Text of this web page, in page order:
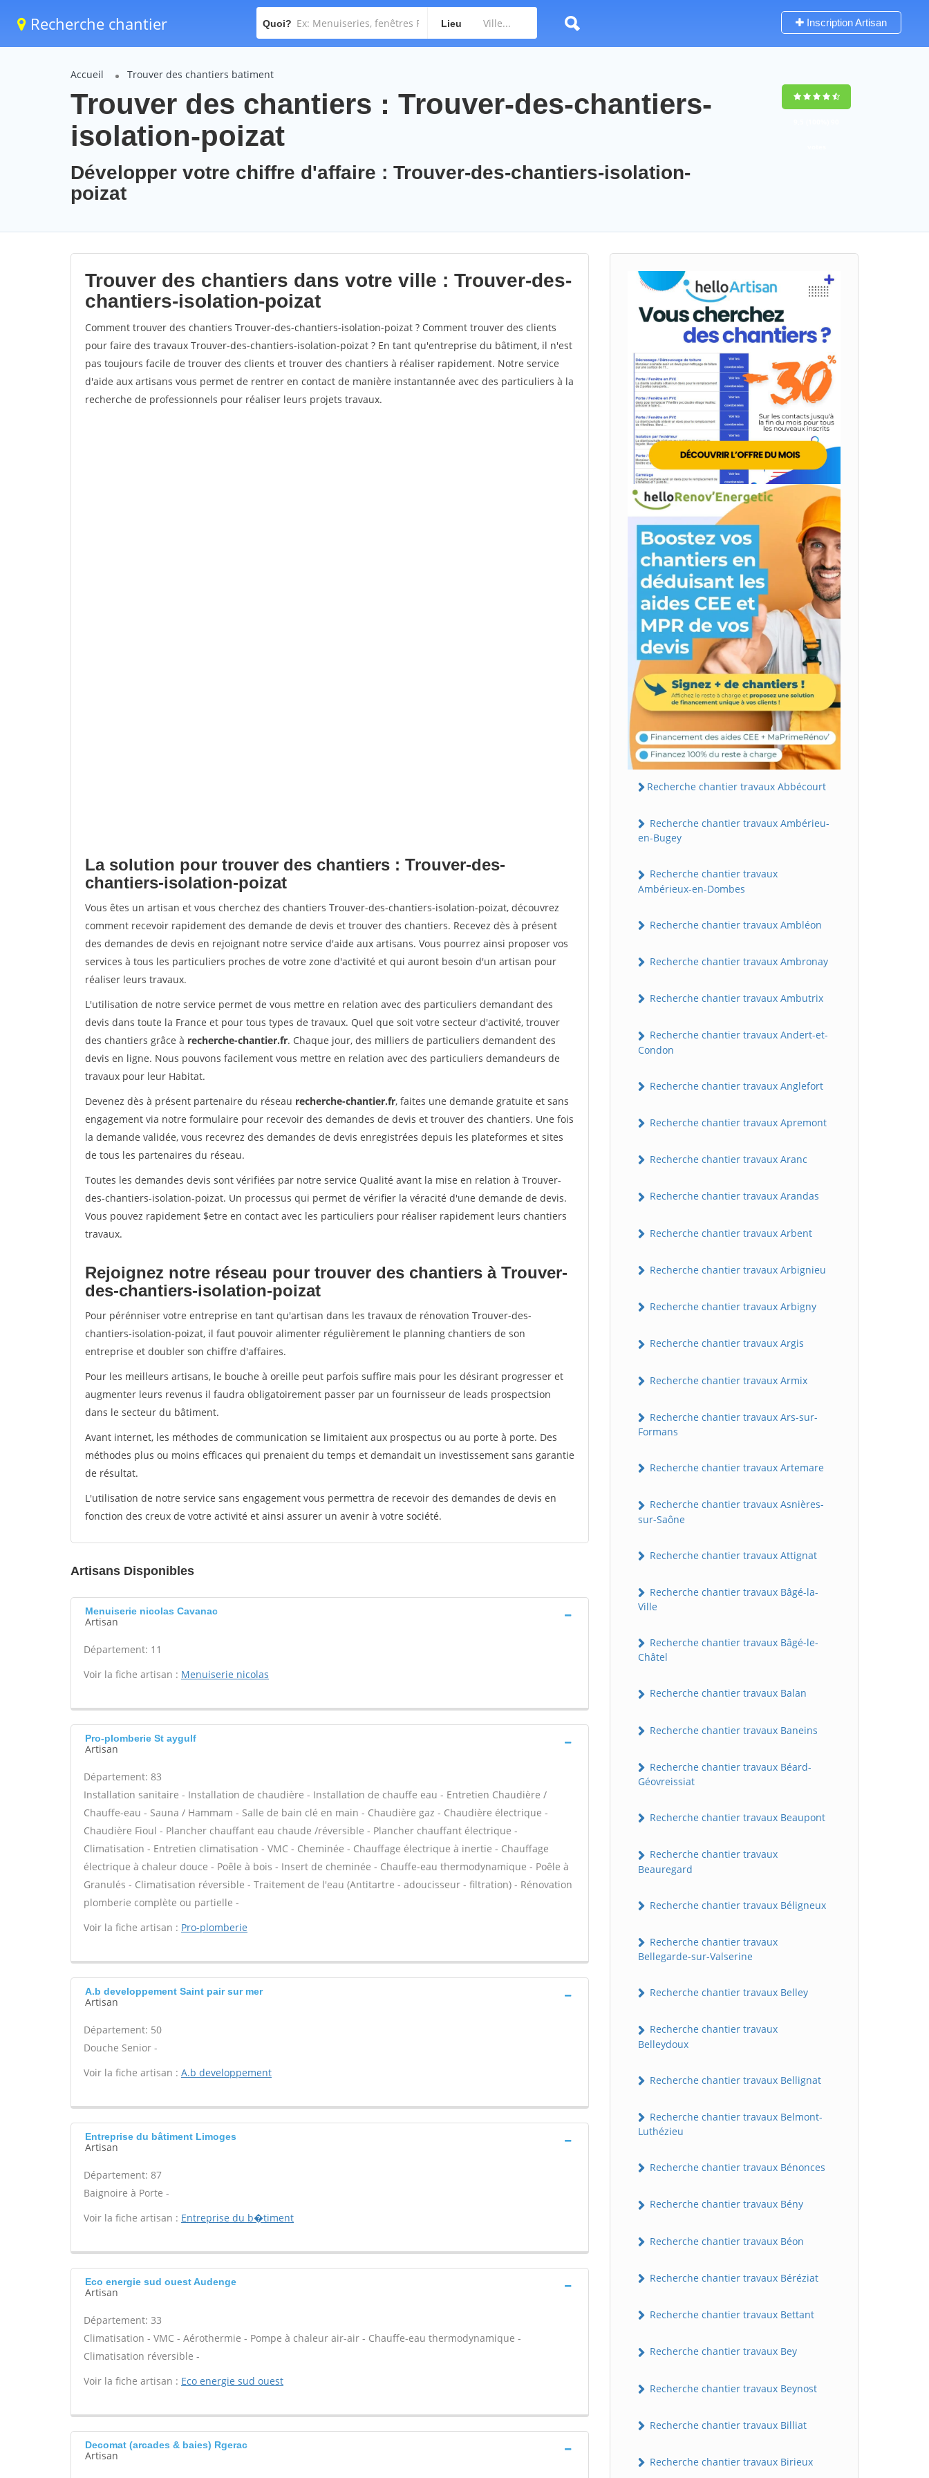
Recherche chantier Quoi? Lieu Inscription Artisan
Accueil Trouver des chantiers batiment
Trouver des chantiers : Trouver-des-chantiers-
isolation-poizat
Développer votre chiffre d'affaire : Trouver-des-chantiers-isolation-
poizat
Trouver des chantiers dans votre ville : Trouver-des-
chantiers-isolation-poizat
Comment trouver des chantiers Trouver-des-chantiers-isolation-poizat ? Comment trouver des clients
pour faire des travaux Trouver-des-chantiers-isolation-poizat ? En tant qu'entreprise du bâtiment, il n'est
pas toujours facile de trouver des clients et trouver des chantiers à réaliser rapidement. Notre service
d'aide aux artisans vous permet de rentrer en contact de manière instantannée avec des particuliers à la
recherche de professionnels pour réaliser leurs projets travaux.
La solution pour trouver des chantiers : Trouver-des-
chantiers-isolation-poizat
Vous êtes un artisan et vous cherchez des chantiers Trouver-des-chantiers-isolation-poizat, découvrez
comment recevoir rapidement des demande de devis et trouver des chantiers. Recevez dès à présent
des demandes de devis en rejoignant notre service d'aide aux artisans. Vous pourrez ainsi proposer vos
services à tous les particuliers proches de votre zone d'activité et qui auront besoin d'un artisan pour
réaliser leurs travaux.
L'utilisation de notre service permet de vous mettre en relation avec des particuliers demandant des
devis dans toute la France et pour tous types de travaux. Quel que soit votre secteur d'activité, trouver
des chantiers grâce à recherche-chantier.fr. Chaque jour, des milliers de particuliers demandent des
devis en ligne. Nous pouvons facilement vous mettre en relation avec des particuliers demandeurs de
travaux pour leur Habitat.
Devenez dès à présent partenaire du réseau recherche-chantier.fr, faites une demande gratuite et sans
engagement via notre formulaire pour recevoir des demandes de devis et trouver des chantiers. Une fois
la demande validée, vous recevrez des demandes de devis enregistrées depuis les plateformes et sites
de tous les partenaires du réseau.
Toutes les demandes devis sont vérifiées par notre service Qualité avant la mise en relation à Trouver-
des-chantiers-isolation-poizat. Un processus qui permet de vérifier la véracité d'une demande de devis.
Vous pouvez rapidement $etre en contact avec les particuliers pour réaliser rapidement leurs chantiers
travaux.
Rejoignez notre réseau pour trouver des chantiers à Trouver-
des-chantiers-isolation-poizat
Pour pérénniser votre entreprise en tant qu'artisan dans les travaux de rénovation Trouver-des-
chantiers-isolation-poizat, il faut pouvoir alimenter régulièrement le planning chantiers de son
entreprise et doubler son chiffre d'affaires.
Pour les meilleurs artisans, le bouche à oreille peut parfois suffire mais pour les désirant progresser et
augmenter leurs revenus il faudra obligatoirement passer par un fournisseur de leads prospectsion
dans le secteur du bâtiment.
Avant internet, les méthodes de communication se limitaient aux prospectus ou au porte à porte. Des
méthodes plus ou moins efficaces qui prenaient du temps et demandait un investissement sans garantie
de résultat.
L'utilisation de notre service sans engagement vous permettra de recevoir des demandes de devis en
fonction des creux de votre activité et ainsi assurer un avenir à votre société.
Artisans Disponibles
Menuiserie nicolas Cavanac
Artisan
Département: 11
Voir la fiche artisan : Menuiserie nicolas
Pro-plomberie St aygulf
Artisan
Département: 83
Installation sanitaire - Installation de chaudière - Installation de chauffe eau - Entretien Chaudière /
Chauffe-eau - Sauna / Hammam - Salle de bain clé en main - Chaudière gaz - Chaudière électrique -
Chaudière Fioul - Plancher chauffant eau chaude /réversible - Plancher chauffant électrique -
Climatisation - Entretien climatisation - VMC - Cheminée - Chauffage électrique à inertie - Chauffage
électrique à chaleur douce - Poêle à bois - Insert de cheminée - Chauffe-eau thermodynamique - Poêle à
Granulés - Climatisation réversible - Traitement de l'eau (Antitartre - adoucisseur - filtration) - Rénovation
plomberie complète ou partielle -
Voir la fiche artisan : Pro-plomberie
A.b developpement Saint pair sur mer
Artisan
Département: 50
Douche Senior -
Voir la fiche artisan : A.b developpement
Entreprise du bâtiment Limoges
Artisan
Département: 87
Baignoire à Porte -
Voir la fiche artisan : Entreprise du b�timent
Eco energie sud ouest Audenge
Artisan
Département: 33
Climatisation - VMC - Aérothermie - Pompe à chaleur air-air - Chauffe-eau thermodynamique -
Climatisation réversible -
Voir la fiche artisan : Eco energie sud ouest
Decomat (arcades & baies) Rgerac
Artisan
Recherche chantier travaux Abbécourt
Recherche chantier travaux Ambérieu-
en-Bugey
Recherche chantier travaux
Ambérieux-en-Dombes
Recherche chantier travaux Ambléon
Recherche chantier travaux Ambronay
Recherche chantier travaux Ambutrix
Recherche chantier travaux Andert-et-
Condon
Recherche chantier travaux Anglefort
Recherche chantier travaux Apremont
Recherche chantier travaux Aranc
Recherche chantier travaux Arandas
Recherche chantier travaux Arbent
Recherche chantier travaux Arbignieu
Recherche chantier travaux Arbigny
Recherche chantier travaux Argis
Recherche chantier travaux Armix
Recherche chantier travaux Ars-sur-
Formans
Recherche chantier travaux Artemare
Recherche chantier travaux Asnières-
sur-Saône
Recherche chantier travaux Attignat
Recherche chantier travaux Bâgé-la-
Ville
Recherche chantier travaux Bâgé-le-
Châtel
Recherche chantier travaux Balan
Recherche chantier travaux Baneins
Recherche chantier travaux Béard-
Géovreissiat
Recherche chantier travaux Beaupont
Recherche chantier travaux
Beauregard
Recherche chantier travaux Béligneux
Recherche chantier travaux
Bellegarde-sur-Valserine
Recherche chantier travaux Belley
Recherche chantier travaux
Belleydoux
Recherche chantier travaux Bellignat
Recherche chantier travaux Belmont-
Luthézieu
Recherche chantier travaux Bénonces
Recherche chantier travaux Bény
Recherche chantier travaux Béon
Recherche chantier travaux Béréziat
Recherche chantier travaux Bettant
Recherche chantier travaux Bey
Recherche chantier travaux Beynost
Recherche chantier travaux Billiat
Recherche chantier travaux Birieux